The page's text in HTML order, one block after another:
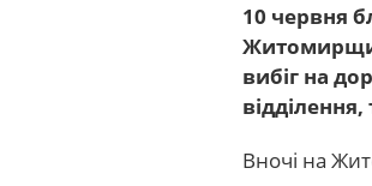
10 червня
вибіг на
Вночі на